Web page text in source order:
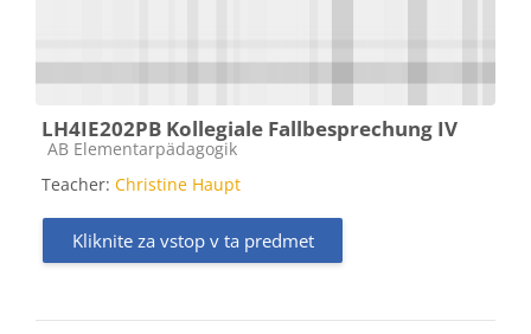
LH4IE202PB Kollegiale Fallbesprechung IV
Kategorija predmeta
AB Elementarpädagogik
Teacher: Christine Haupt
Kliknite za vstop v ta predmet